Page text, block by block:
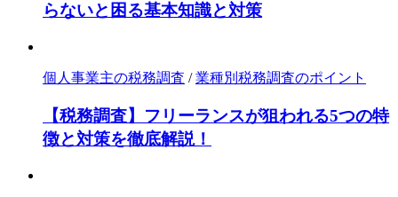
らないと困る基本知識と対策
個人事業主の税務調査 /業種別税務調査のポイント
【税務調査】フリーランスが狙われる5つの特
徴と対策を徹底解説！